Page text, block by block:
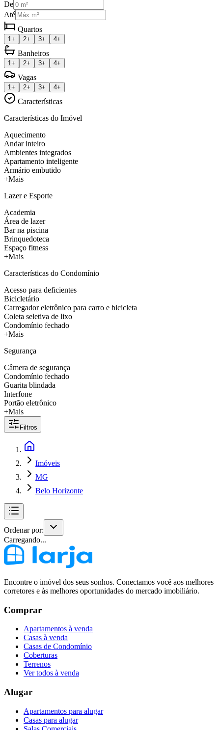
De
Até
Quartos
1+ 2+ 3+ 4+
Banheiros
1+ 2+ 3+ 4+
Vagas
1+ 2+ 3+ 4+
Características
Características do Imóvel
Aquecimento
Andar inteiro
Ambientes integrados
Apartamento inteligente
Armário embutido
+Mais
Lazer e Esporte
Academia
Área de lazer
Bar na piscina
Brinquedoteca
Espaço fitness
+Mais
Características do Condomínio
Acesso para deficientes
Bicicletário
Carregador eletrônico para carro e bicicleta
Coleta seletiva de lixo
Condomínio fechado
+Mais
Segurança
Câmera de segurança
Condomínio fechado
Guarita blindada
Interfone
Portão eletrônico
+Mais
Filtros
Imóveis
MG
Belo Horizonte
Ordenar por:
Carregando...
Encontre o imóvel dos seus sonhos. Conectamos você aos melhores
corretores e às melhores oportunidades do mercado imobiliário.
Comprar
Apartamentos à venda
Casas à venda
Casas de Condomínio
Coberturas
Terrenos
Ver todos à venda
Alugar
Apartamentos para alugar
Casas para alugar